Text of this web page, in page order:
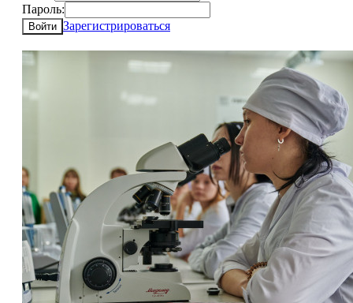
Пароль:
Войти Зарегистрироваться